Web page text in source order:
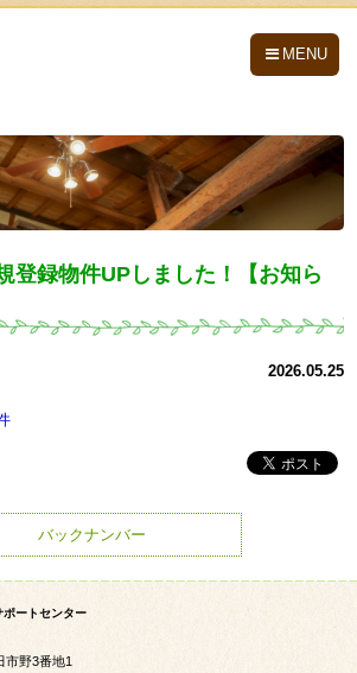
MENU
登録物件UPしました！【お知ら
2026.05.25
バックナンバー
ポートセンター
市野3番地1